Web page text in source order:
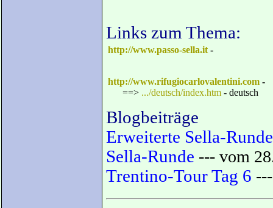
Links zum Thema:
http://www.passo-sella.it -
http://www.rifugiocarlovalentini.com -
==> .../deutsch/index.htm - deutsch
Blogbeiträge
Erweiterte Sella-Runde
Sella-Runde --- vom
Trentino-Tour Tag 6